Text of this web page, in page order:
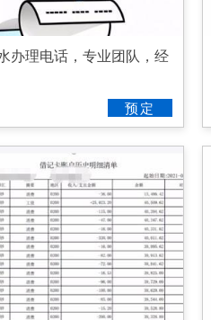
办理电话，专业团队，经
预定